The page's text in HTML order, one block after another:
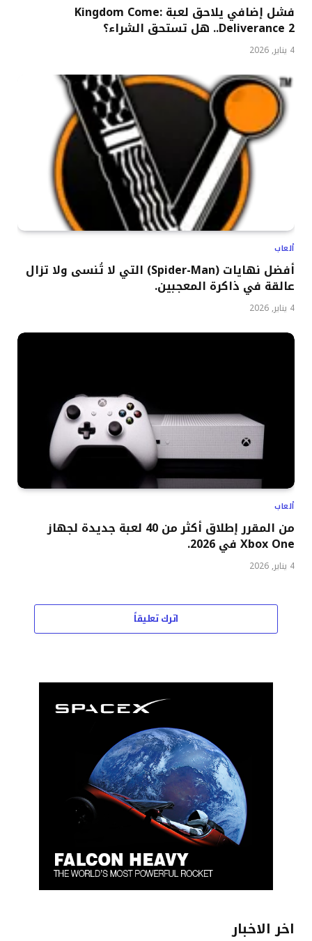
فشل إضافي يلاحق لعبة Kingdom Come:
Deliverance 2.. هل تستحق الشراء؟
4 يناير, 2026
ألعاب
أفضل نهايات (Spider-Man) التي لا تُنسى ولا تزال
عالقة في ذاكرة المعجبين.
4 يناير, 2026
ألعاب
من المقرر إطلاق أكثر من 40 لعبة جديدة لجهاز
Xbox One في 2026.
4 يناير, 2026
اترك تعليقاً
اخر الاخبار